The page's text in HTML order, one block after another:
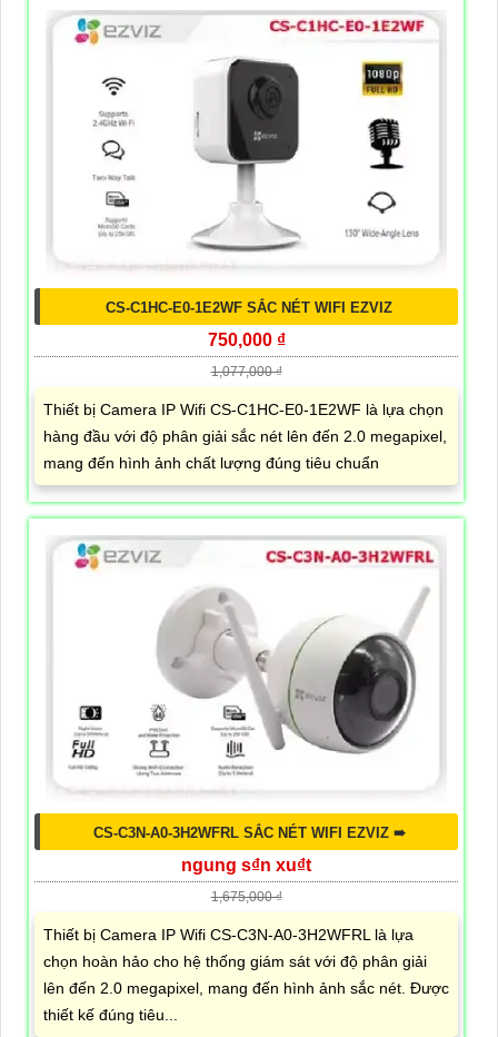
CS-C1HC-E0-1E2WF SẮC NÉT WIFI EZVIZ
750,000 ₫
1,077,000 ₫
Thiết bị Camera IP Wifi CS-C1HC-E0-1E2WF là lựa chọn
hàng đầu với độ phân giải sắc nét lên đến 2.0 megapixel,
mang đến hình ảnh chất lượng đúng tiêu chuẩn
CS-C3N-A0-3H2WFRL SẮC NÉT WIFI EZVIZ ➠
ngung s₫n xu₫t
1,675,000 ₫
Thiết bị Camera IP Wifi CS-C3N-A0-3H2WFRL là lựa
chọn hoàn hảo cho hệ thống giám sát với độ phân giải
lên đến 2.0 megapixel, mang đến hình ảnh sắc nét. Được
thiết kế đúng tiêu...